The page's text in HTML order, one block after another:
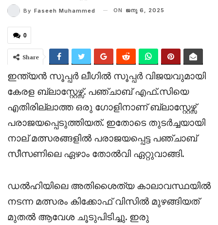
By Faseeh Muhammed ON ജനു 6, 2025
0
Share
ഇന്ത്യൻ സൂപ്പർ ലീഗിൽ സൂപ്പർ വിജയവുമായി
കേരള ബ്ലാസ്റ്റേഴ്സ്. പഞ്ചാബ് എഫ്.സിയെ
എതിരില്ലാത്ത ഒരു ഗോളിനാണ് ബ്ലാസ്റ്റേഴ്സ്
പരാജയപ്പെടുത്തിയത്. ഇതോടെ തുടർച്ചയായി
നാല് മത്സരങ്ങളിൽ പരാജയപ്പെട്ട പഞ്ചാബ്
സീസണിലെ ഏഴാം തോൽവി ഏറ്റുവാങ്ങി.
ഡൽഹിയിലെ അതിശൈത്യ കാലാവസ്ഥയിൽ
നടന്ന മത്സരം കിക്കോഫ് വിസിൽ മുഴങ്ങിയത്
മുതൽ ആവേശ ചൂടുപിടിച്ചു. ഇരു